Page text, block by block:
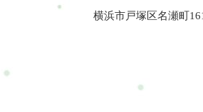
横浜市戸塚区名瀬町